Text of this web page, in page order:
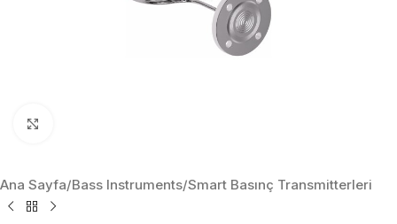
Ana Sayfa/Bass Instruments/Smart Basınç Transmitterleri